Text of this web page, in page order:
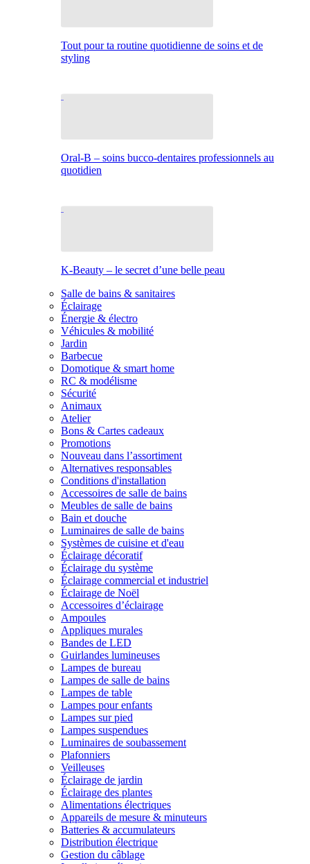
Tout pour ta routine quotidienne de soins et de
styling
Oral-B – soins bucco-dentaires professionnels au
quotidien
K-Beauty – le secret d’une belle peau
Salle de bains & sanitaires
Éclairage
Énergie & électro
Véhicules & mobilité
Jardin
Barbecue
Domotique & smart home
RC & modélisme
Sécurité
Animaux
Atelier
Bons & Cartes cadeaux
Promotions
Nouveau dans l’assortiment
Alternatives responsables
Conditions d'installation
Accessoires de salle de bains
Meubles de salle de bains
Bain et douche
Luminaires de salle de bains
Systèmes de cuisine et d'eau
Éclairage décoratif
Éclairage du système
Éclairage commercial et industriel
Éclairage de Noël
Accessoires d’éclairage
Ampoules
Appliques murales
Bandes de LED
Guirlandes lumineuses
Lampes de bureau
Lampes de salle de bains
Lampes de table
Lampes pour enfants
Lampes sur pied
Lampes suspendues
Luminaires de soubassement
Plafonniers
Veilleuses
Éclairage de jardin
Éclairage des plantes
Alimentations électriques
Appareils de mesure & minuteurs
Batteries & accumulateurs
Distribution électrique
Gestion du câblage